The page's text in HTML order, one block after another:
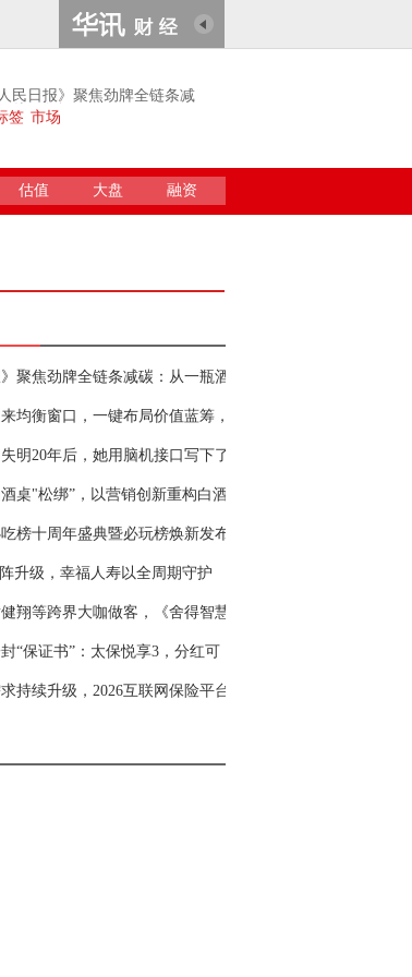
人民日报》聚焦劲牌全链条减
从一瓶酒
签 市场
估值 大盘 融资
》聚焦劲牌全链条减碳：从一瓶酒
均衡窗口，一键布局价值蓝筹，
明20年后，她用脑机接口写下了
桌"松绑”，以营销创新重构白酒
榜十周年盛典暨必玩榜焕新发布
升级，幸福人寿以全周期守护
翔等跨界大咖做客，《舍得智慧
“保证书”：太保悦享3，分红可
持续升级，2026互联网保险平台